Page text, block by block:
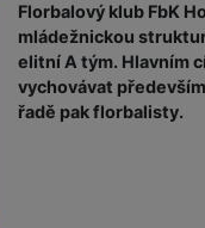
Florbalový klub FbK
mládežnickou
elitní A tým. Hlavním
vychovávat
řadě pak florbalisty.